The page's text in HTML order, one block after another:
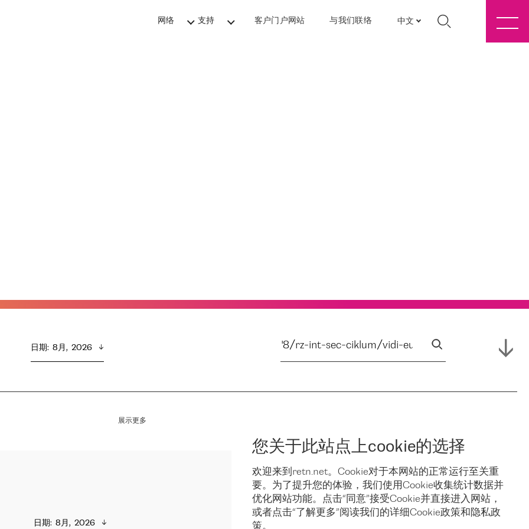
网络 支持 客户门户网站 与我们联络 中文
您关于此站点上cookie的选择
欢迎来到retn.net。Cookie对于本网站的正常运行至关重
要。为了提升您的体验，我们使用Cookie收集统计数据并
优化网站功能。点击“同意”接受Cookie并直接进入网站，
或者点击“了解更多”阅读我们的详细Cookie政策和隐私政
策。
日期: 8月,  2026
展示更多
日期: 8月,  2026